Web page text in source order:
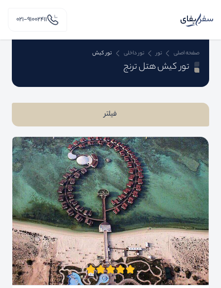
۰۲۱-91002411
صفحه اصلی تور تور داخلی تور کیش
تور کیش هتل ترنج
فیلتر